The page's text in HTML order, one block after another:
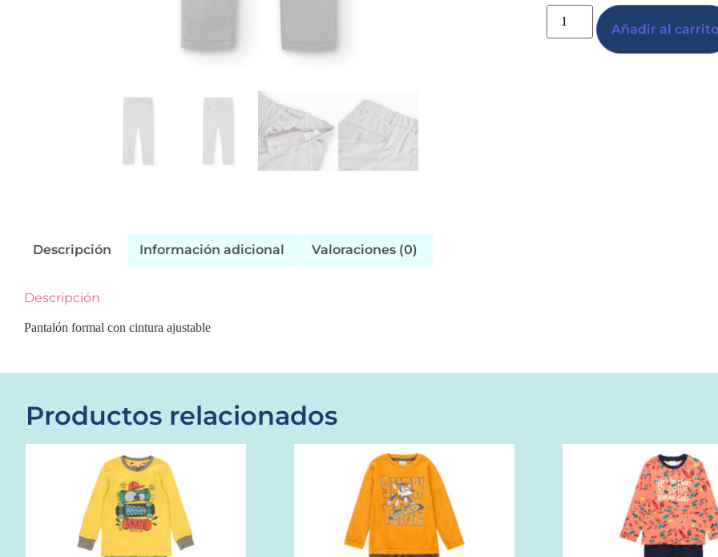
Añadir al carrito
Descripción Información adicional Valoraciones (0)
Descripción
Pantalón formal con cintura ajustable
Productos relacionados